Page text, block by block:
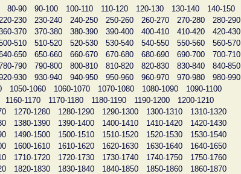
80-90 90-100 100-110 110-120 120-130 130-140
140-150
230 230-240 240-250 250-260 260-270 270-280
280-290
370 370-380 380-390 390-400 400-410 410-420
420-430
510 510-520 520-530 530-540 540-550 550-560
560-570
650 650-660 660-670 670-680 680-690 690-700
700-710
790 790-800 800-810 810-820 820-830 830-840
840-850
930 930-940 940-950 950-960 960-970 970-980
980-990
1050-1060 1060-1070 1070-1080 1080-1090
1090-1100
1160-1170 1170-1180 1180-1190 1190-1200
1200-1210
1270-1280 1280-1290 1290-1300 1300-1310
1310-1320
1380-1390 1390-1400 1400-1410 1410-1420
1420-1430
1490-1500 1500-1510 1510-1520 1520-1530
1530-1540
1600-1610 1610-1620 1620-1630 1630-1640
1640-1650
1710-1720 1720-1730 1730-1740 1740-1750
1750-1760
1820-1830 1830-1840 1840-1850 1850-1860
1860-1870